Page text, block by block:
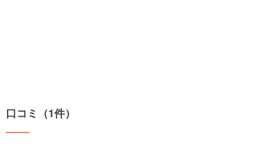
口コミ（1件）